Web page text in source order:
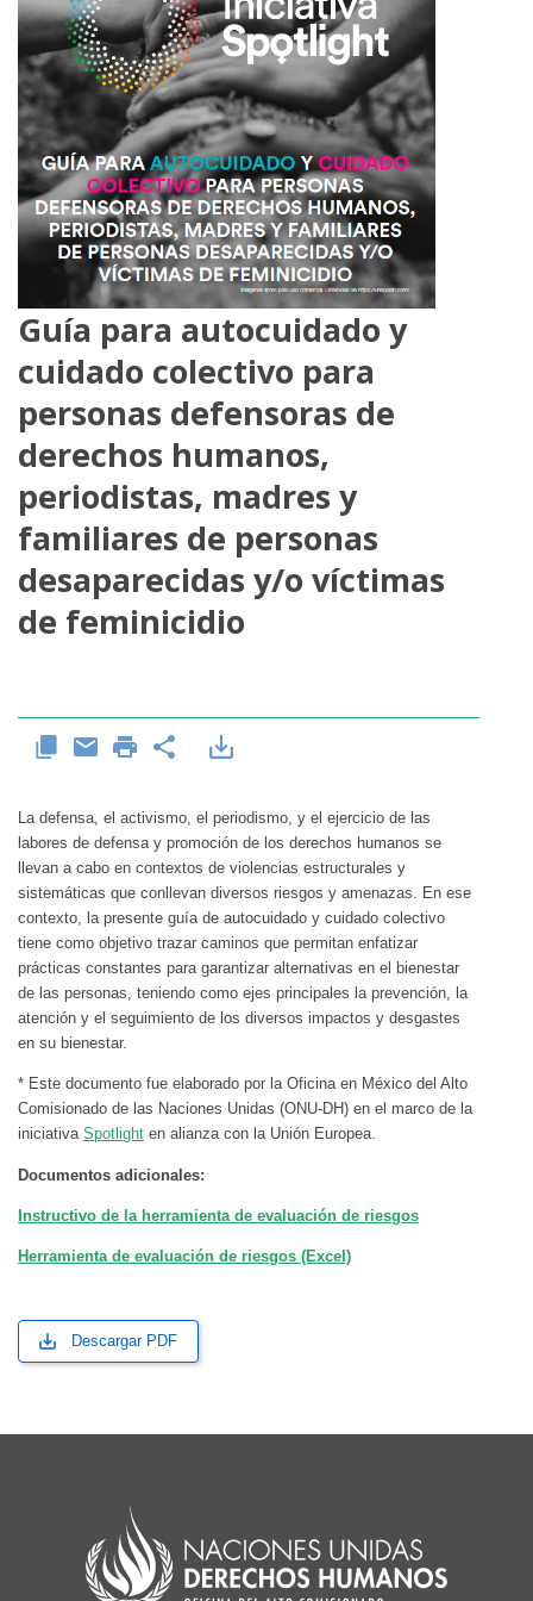
Guía para autocuidado y
cuidado colectivo para
personas defensoras de
derechos humanos,
periodistas, madres y
familiares de personas
desaparecidas y/o víctimas
de feminicidio
La defensa, el activismo, el periodismo, y el ejercicio de las
labores de defensa y promoción de los derechos humanos se
llevan a cabo en contextos de violencias estructurales y
sistemáticas que conllevan diversos riesgos y amenazas. En ese
contexto, la presente guía de autocuidado y cuidado colectivo
tiene como objetivo trazar caminos que permitan enfatizar
prácticas constantes para garantizar alternativas en el bienestar
de las personas, teniendo como ejes principales la prevención, la
atención y el seguimiento de los diversos impactos y desgastes
en su bienestar.
* Este documento fue elaborado por la Oficina en México del Alto
Comisionado de las Naciones Unidas (ONU-DH) en el marco de la
iniciativa Spotlight en alianza con la Unión Europea.
Documentos adicionales:
Instructivo de la herramienta de evaluación de riesgos
Herramienta de evaluación de riesgos (Excel)
Descargar PDF